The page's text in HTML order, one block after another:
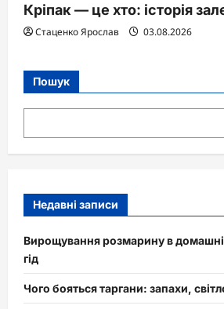
Кріпак — це хто: історія
Стаценко Ярослав 03.08.2026
Пошук
Недавні записи
Вирощування розмарину в
гід
Чого бояться таргани: запахи,